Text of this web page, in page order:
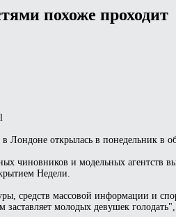
похоже проходит
Лондоне открылась в понедельник в
чиновников и модельных агентств
Недели.
средств массовой информации и
молодых девушек